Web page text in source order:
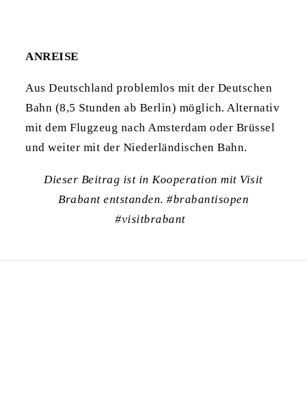
ANREISE
Aus Deutschland problemlos mit der Deutschen
Bahn (8,5 Stunden ab Berlin) möglich. Alternativ
mit dem Flugzeug nach Amsterdam oder Brüssel
und weiter mit der Niederländischen Bahn.
Dieser Beitrag ist in Kooperation mit Visit
Brabant entstanden. #brabantisopen
#visitbrabant